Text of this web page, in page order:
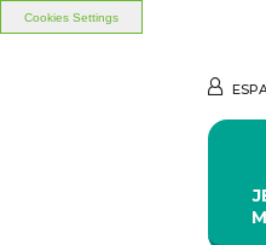
Cookies Settings